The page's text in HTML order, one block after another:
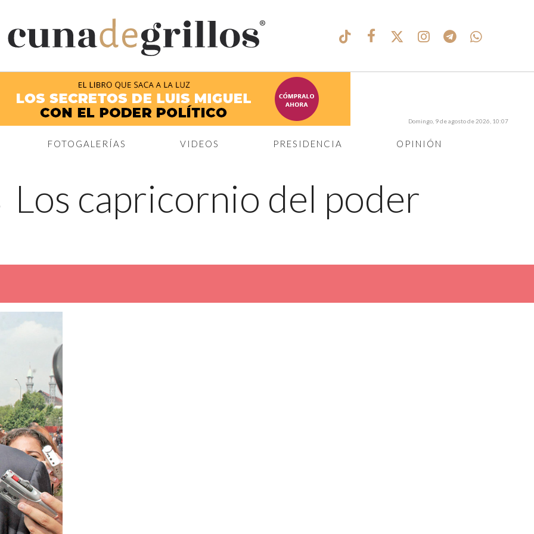
®
FOTOGALERÍAS VIDEOS PRESIDENCIA OPINIÓN
Domingo, 9 de agosto de 2026, 10:07
Los capricornio del poder